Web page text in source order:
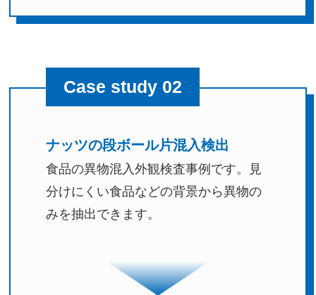
Case study 02
ナッツの段ボール片混入検出
食品の異物混入外観検査事例です。見
分けにくい食品などの背景から異物の
みを抽出できます。